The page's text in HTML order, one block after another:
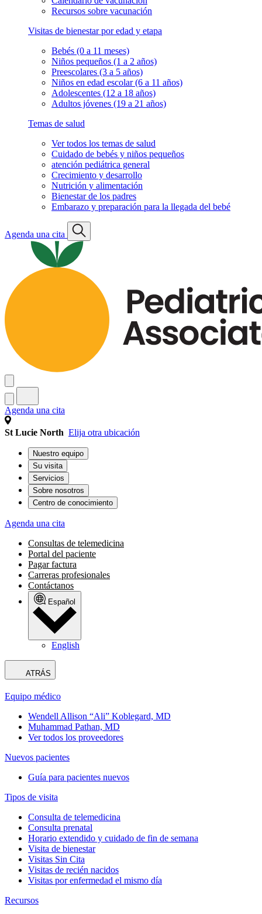
Recursos sobre vacunación
Visitas de bienestar por edad y etapa
Bebés (0 a 11 meses)
Niños pequeños (1 a 2 años)
Preescolares (3 a 5 años)
Niños en edad escolar (6 a 11 años)
Adolescentes (12 a 18 años)
Adultos jóvenes (19 a 21 años)
Temas de salud
Ver todos los temas de salud
Cuidado de bebés y niños pequeños
atención pediátrica general
Crecimiento y desarrollo
Nutrición y alimentación
Bienestar de los padres
Embarazo y preparación para la llegada del bebé
Agenda una cita
Agenda una cita
St Lucie North Elija otra ubicación
Nuestro equipo
Su visita
Servicios
Sobre nosotros
Centro de conocimiento
Agenda una cita
Consultas de telemedicina
Portal del paciente
Pagar factura
Carreras profesionales
Contáctanos
Español
English
ATRÁS
Equipo médico
Wendell Allison “Ali” Koblegard, MD
Muhammad Pathan, MD
Ver todos los proveedores
Nuevos pacientes
Guía para pacientes nuevos
Tipos de visita
Consulta de telemedicina
Consulta prenatal
Horario extendido y cuidado de fin de semana
Visita de bienestar
Visitas Sin Cita
Visitas de recién nacidos
Visitas por enfermedad el mismo día
Recursos